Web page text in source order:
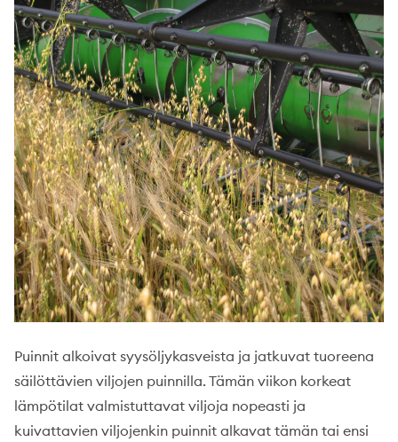
Puinnit alkoivat syysöljykasveista ja jatkuvat tuoreena
säilöttävien viljojen puinnilla. Tämän viikon korkeat
lämpötilat valmistuttavat viljoja nopeasti ja
kuivattavien viljojenkin puinnit alkavat tämän tai ensi